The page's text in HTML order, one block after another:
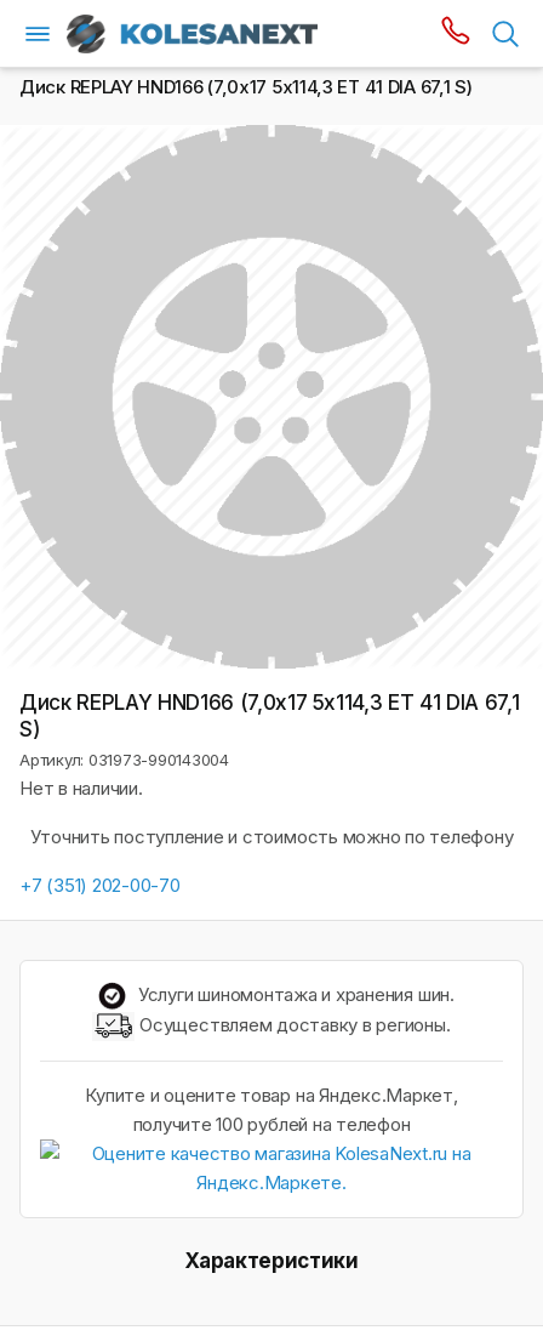
Диск REPLAY HND166 (7,0х17 5x114,3 ET 41 DIA 67,1 S)
Диск REPLAY HND166 (7,0х17 5x114,3 ET 41 DIA 67,1
S)
Артикул: 031973-990143004
Нет в наличии.
Уточнить поступление и стоимость можно по телефону
+7 (351) 202-00-70
Услуги шиномонтажа и хранения шин.
Осуществляем доставку в регионы.
Купите и оцените товар на Яндекс.Маркет,
получите 100 рублей на телефон
Характеристики